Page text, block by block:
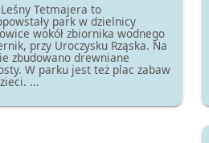
Tetmajera to
park w dzielnicy
wokół zbiornika wodnego
przy Uroczysku Rząska. Na
zbudowano drewniane
W parku jest też plac zabaw
...